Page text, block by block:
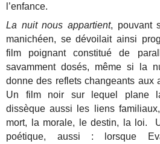
l’enfance.
La nuit nous appartient, pouvant
manichéen, se dévoilait ainsi
film poignant constitué de
savamment dosés, même si la
donne des reflets changeants aux
Un film noir sur lequel plane
dissèque aussi les liens
mort, la morale, le destin, la loi.
poétique, aussi : lorsque